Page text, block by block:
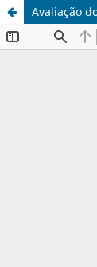
Avaliação